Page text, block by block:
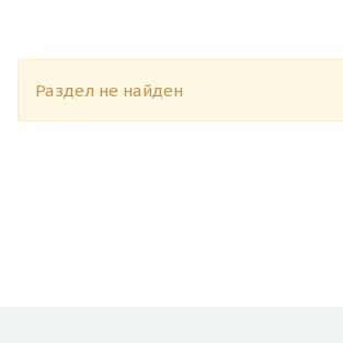
Раздел не найден